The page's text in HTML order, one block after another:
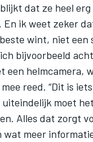
dat ze heel
ik weet zeker
wint, niet een
bijvoorbeeld
een helmcamera,
reed. “Dit is
moet
Alles dat zorgt
meer